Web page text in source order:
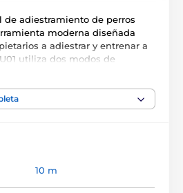
de adiestramiento de perros
moderna diseñada
a adiestrar y entrenar a
utiliza dos modos de
conseguir el efecto de
comportamientos caninos
daño a la piel, el dispositivo
El sonido no afecta a las
comportamiento. El dispositivo
con frecuencia de
10 m